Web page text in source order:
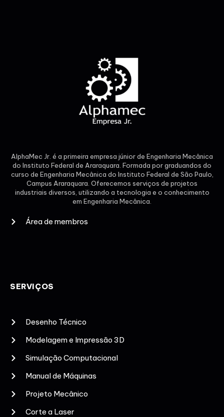
AlphaMec Jr. é a primeira empresa júnior de Engenharia Mecânica
do Instituto Federal de Araraquara. Formada por graduandos do
curso de Engenharia Mecânica do Instituto Federal de São Paulo,
Campus Araraquara. Oferecemos serviços de projetos
industriais diversos, utilizando a tecnologia e o conhecimento
em Engenharia Mecânica.
Área de membros
SERVIÇOS
Desenho Técnico
Modelagem e Impressão 3D
Simulação Computacional
Manual de Máquinas
Projeto Mecânico
Corte a Laser